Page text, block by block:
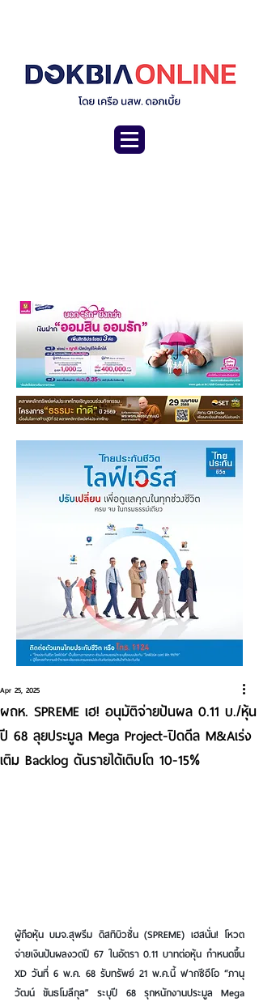
ผถห. SPREME เฮ! อนุมัติจ่ายปันผล 0.11 บ./หุ้น
ปี 68 ลุยประมูล Mega Project-ปิดดีล M&Aเร่ง
เติม Backlog ดันรายได้เติบโต 10-15%
Apr 25, 2025
ผู้ถือหุ้น บมจ.สุพรีม ดิสทิบิวชั่น (SPREME) เฮสนั่น! โหวต
จ่ายเงินปันผลงวดปี 67 ในอัตรา 0.11 บาทต่อหุ้น กำหนดขึ้น
XD วันที่ 6 พ.ค. 68 รับทรัพย์ 21 พ.ค.นี้ ฟากซีอีโอ “ภานุ
วัฒน์ ขันธโมลีกุล” ระบุปี 68 รุกหนักงานประมูล Mega